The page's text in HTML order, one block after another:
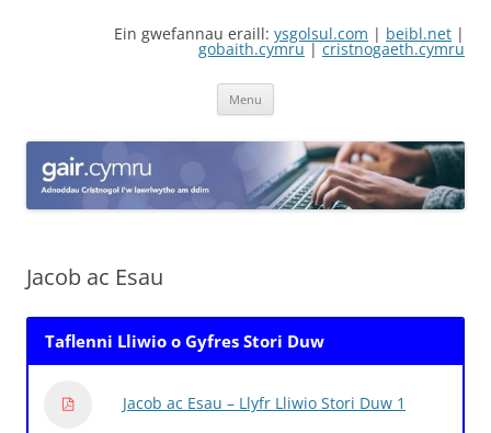
Ein gwefannau eraill: ysgolsul.com | beibl.net |
gobaith.cymru|cristnogaeth.cymru
lawrlwytho
adnoddau i'w lawrlwytho'n rhad ac am ddim
Menu
Jacob ac Esau
Taflenni Lliwio o Gyfres Stori Duw
Jacob ac Esau – Llyfr Lliwio Stori Duw 1